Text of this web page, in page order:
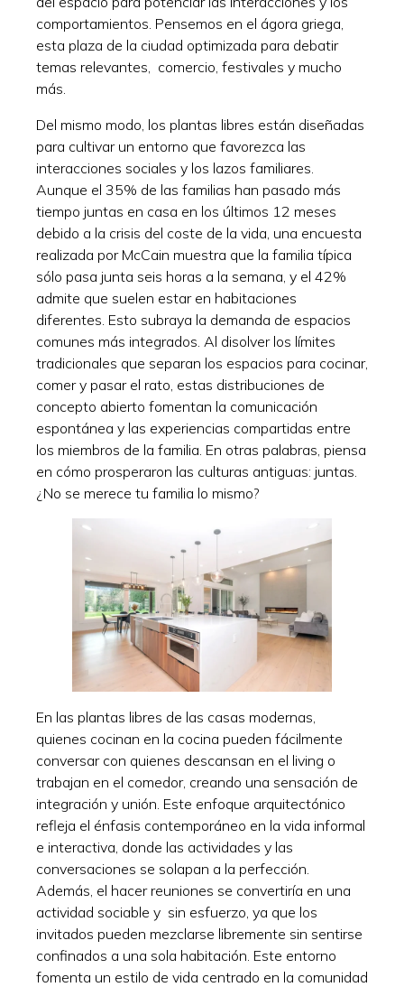
comportamientos. Pensemos en el ágora griega,
esta plaza de la ciudad optimizada para debatir
temas relevantes, comercio, festivales y mucho
más.
Del mismo modo, los plantas libres están diseñadas
para cultivar un entorno que favorezca las
interacciones sociales y los lazos familiares.
Aunque el 35% de las familias han pasado más
tiempo juntas en casa en los últimos 12 meses
debido a la crisis del coste de la vida, una encuesta
realizada por McCain muestra que la familia típica
sólo pasa junta seis horas a la semana, y el 42%
admite que suelen estar en habitaciones
diferentes. Esto subraya la demanda de espacios
comunes más integrados. Al disolver los límites
tradicionales que separan los espacios para cocinar,
comer y pasar el rato, estas distribuciones de
concepto abierto fomentan la comunicación
espontánea y las experiencias compartidas entre
los miembros de la familia. En otras palabras, piensa
en cómo prosperaron las culturas antiguas: juntas.
¿No se merece tu familia lo mismo?
En las plantas libres de las casas modernas,
quienes cocinan en la cocina pueden fácilmente
conversar con quienes descansan en el living o
trabajan en el comedor, creando una sensación de
integración y unión. Este enfoque arquitectónico
refleja el énfasis contemporáneo en la vida informal
e interactiva, donde las actividades y las
conversaciones se solapan a la perfección.
Además, el hacer reuniones se convertiría en una
actividad sociable y sin esfuerzo, ya que los
invitados pueden mezclarse libremente sin sentirse
confinados a una sola habitación. Este entorno
fomenta un estilo de vida centrado en la comunidad